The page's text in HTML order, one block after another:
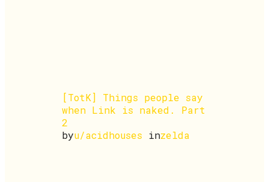
[TotK] Things people say
when Link is naked. Part
2
byu/acidhouses inzelda